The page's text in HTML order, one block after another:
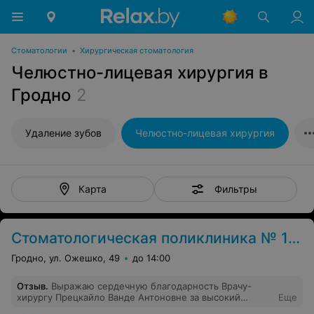
Стоматологии • Хирургическая стоматология
Челюстно-лицевая хирургия в
Гродно 2
Удаление зубов Челюстно-лицевая хирургия
Карта Фильтры
Стоматологическая поликлиника № 1 г. Гродно
Гродно, ул. Ожешко, 49 до 14:00
Отзыв. Выражаю сердечную благодарность Врачу-
хирургу Прецкайло Ванде Антоновне за высокий
Еще